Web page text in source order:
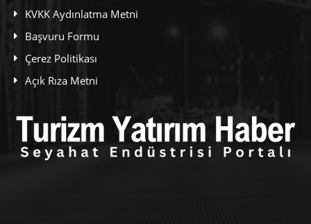
KVKK Aydınlatma Metni
Başvuru Formu
Çerez Politikası
Açık Rıza Metni